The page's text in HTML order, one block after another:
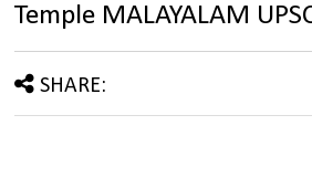
Temple MALAYALAM
SHARE: